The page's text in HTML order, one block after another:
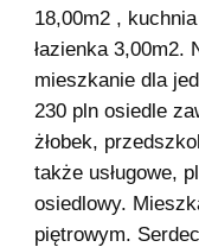
18,00m2 ,
łazienka 3,00m2.
mieszkanie dla
230 pln osiedle
żłobek,
także usługowe,
osiedlowy.
piętrowym.